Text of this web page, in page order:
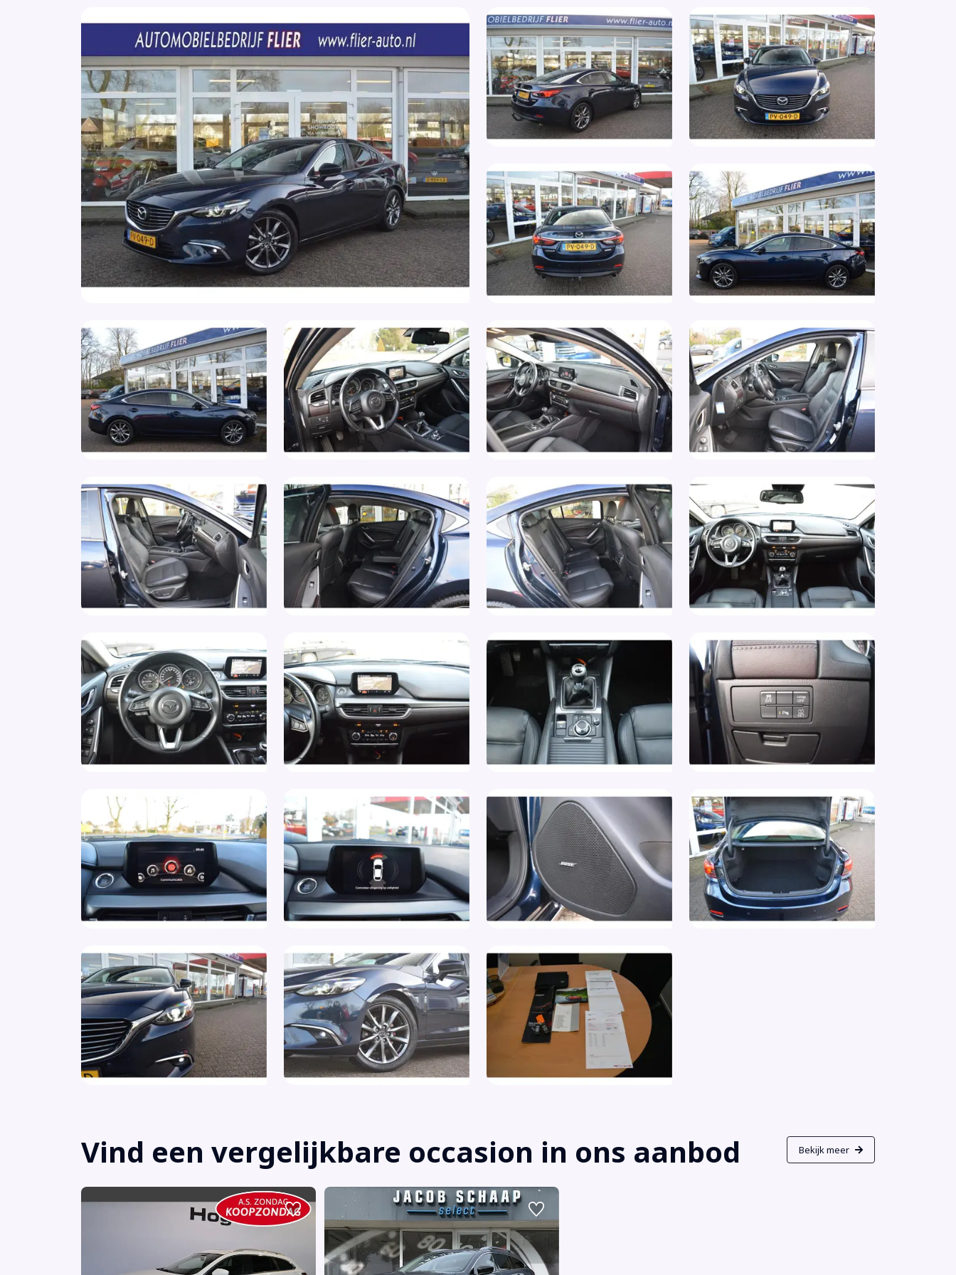
Airbag(s) hoofd voor
Airbag(s) side voor
Airbag(s) window
Airbag bestuurder
Airbag passagier
Airco
Airco (automatisch)
Alarm klasse 1(startblokkering)
Anti Blokkeer Systeem
Anti doorSlip Regeling
Armsteun
Armsteun achter
Armsteun voor
Audio installatie premium
Aux aansluiting
Bagage-afdekhoes
Bandenspanningscontrolesysteem
Elektrische ramen voor en achter
Elektrisch verstelb. bestuurdersstoel met
geheugen
Elektrisch verstelbare bestuurdersstoel
Elektrisch verstelbare passagiersstoel
Elektrisch verstelbare voorstoel(en)
Elektronische remkrachtverdeling
Elektronisch Stabiliteits Programma
Extra getint glas achter
Getint glas
Hill hold functie
Hoofdsteunen achter
In hoogte verstelbare bestuurdersstoel
In hoogte verstelbare bijrijdersstoel
Keyless Drive
Koplampen adaptief
LED-verlichting
Parkeersensor voor
Passagiersstoel in hoogte verstelbaar
Radio CD speler
Regensensor
Spiegels in de kleur
Spraakbediening
Start & Go Button
Start Button
Start Stop Systeem
Stuurbekrachtiging
Stuur en versnellingspook (kunst)leder
Stuur multifunctioneel
Stuur verstelbaar
Uitparkeer waarschuwing
Usb aansluiting
Voorstoelen in hoogte verstelbaar
Vind een vergelijkbare occasion in ons aanbod Bekijk meer